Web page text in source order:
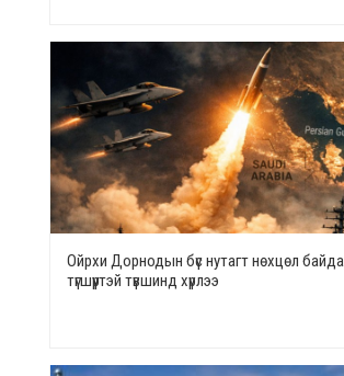
Ойрхи Дорнодын бүс нутагт нөхцөл
түгшүүртэй түвшинд хүрлээ